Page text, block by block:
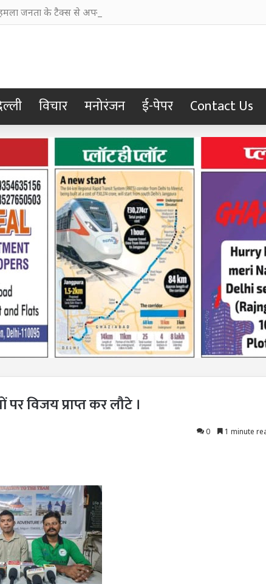
जनता के टैक्स से अपनी छवि चमकाने में किया खर्च
विचार मनोरंजन ई-पेपर Contact Us
पर विजय प्राप्त कर लौटे ।
0 1 minute